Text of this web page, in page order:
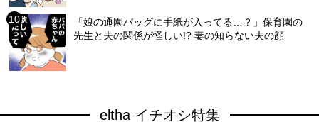
「娘の通園バッグに手紙が入ってる…？」保育園の
先生と夫の関係が怪しい!? 妻の知らない夫の顔
eltha イチオシ特集